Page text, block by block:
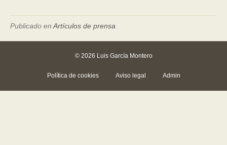
Publicado en Artículos de prensa
© 2026 Luis García Montero
Política de cookies Aviso legal Admin